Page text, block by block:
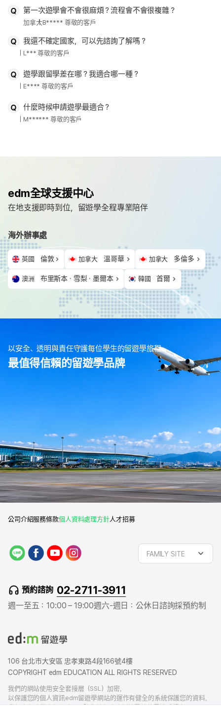
第一次遊學會不會很麻煩？流程會不會很複雜？
加拿大B***** 尊敬的客戶
我還不確定國家，可以先諮詢了解嗎？
L*** 尊敬的客戶
遊學跟留學差在哪？我適合哪一種？
E**** 尊敬的客戶
什麼時候申請遊學最適合？
M****** 尊敬的客戶
edm全球支援中心
在地支援即時到位，留遊學全程專業陪伴
海外辦事處
英國 倫敦 加拿大 溫哥華 加拿大 多倫多
澳洲 布里斯本 · 雪梨 · 墨爾本 韓國 首爾
以安全、透明與責任守護每位學生的留遊學旅程
最值得信賴的留遊學品牌
公司介紹服務條款個人資料處理方針人才招募
L
f
a
b
o
y
o
u
e
a
r
FAMILY SITE
預約諮詢 02-2711-3911
週一至五：10:00 – 19:00週六-週日：公休日 諮詢採預約制
106 台北市大安區 忠孝東路4段166號4樓
COPYRIGHT edm EDUCATION ALL RIGHTS RESERVED
我們的網站使用安全套接層（SSL）加密，
以保護您的個人資訊edm留遊學網站的運作有健全的系統保護您的資料，
我們也有賠償責任保險，以防您的個人資料洩露給外界造成損害